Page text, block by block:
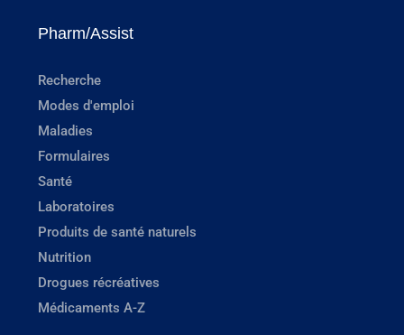
Pharm/Assist
Recherche
Modes d'emploi
Maladies
Formulaires
Santé
Laboratoires
Produits de santé naturels
Nutrition
Drogues récréatives
Médicaments A-Z